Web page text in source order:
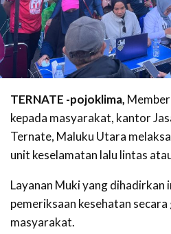
TERNATE -pojoklima,
kepada masyarakat, kantor
Ternate, Maluku Utara
unit keselamatan lalu lintas
Layanan Muki yang dihadirkan
pemeriksaan kesehatan
masyarakat.